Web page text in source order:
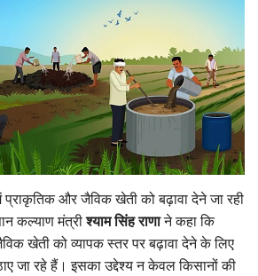
प्राकृतिक और जैविक खेती को बढ़ावा देने जा रही
कल्याण मंत्रीश्याम सिंह राणाने कहा कि
खेती को व्यापक स्तर पर बढ़ावा देने के लिए
जा रहे हैं। इसका उद्देश्य न केवल किसानों की